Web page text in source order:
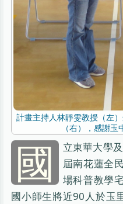
計畫主持人林靜雯教授（左
（右），感謝
國
立東華大學
屆南花蓮全
場科普教學
國小師生將近90人於玉